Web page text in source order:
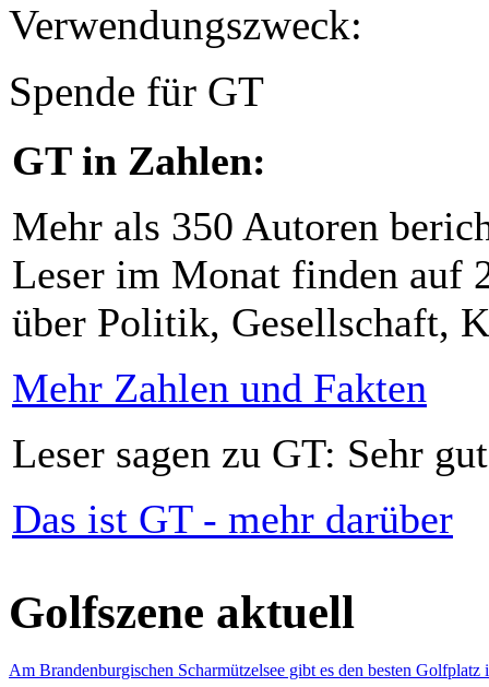
Verwendungszweck:
Spende für GT
GT in Zahlen:
Mehr als 350 Autoren
Leser im Monat finden auf
über Politik, Gesellschaft,
Mehr Zahlen und Fakten
Leser sagen zu GT: Sehr
Das ist GT - mehr darüber
Golfszene aktuell
Am Brandenburgischen Scharmützelsee gibt es den besten